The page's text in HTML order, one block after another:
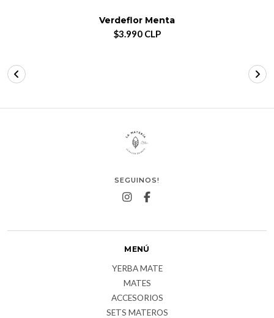
Verdeflor Menta
$3.990 CLP
SEGUINOS!
MENÚ
YERBA MATE
MATES
ACCESORIOS
SETS MATEROS